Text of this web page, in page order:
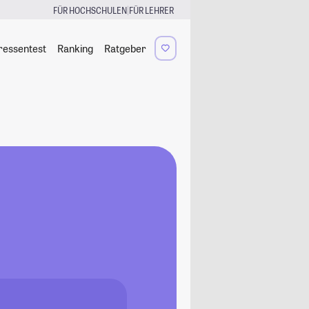
FÜR HOCHSCHULEN|FÜR LEHRER
Ranking Ratgeber